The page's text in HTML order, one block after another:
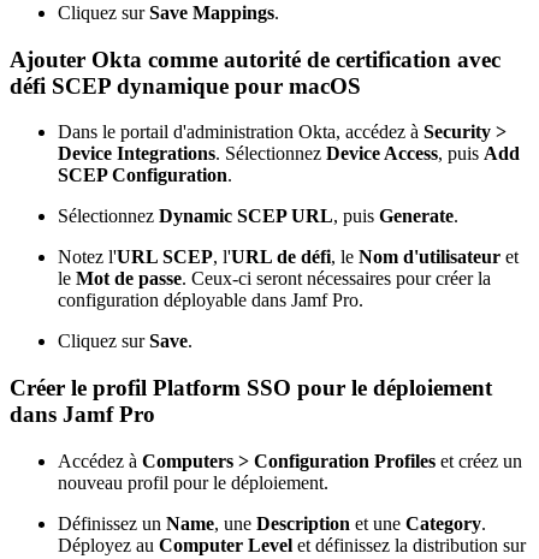
Cliquez surSave Mappings.
Ajouter Okta comme autorité de certification avec
défi SCEP dynamique pour macOS
Dans le portail d'administration Okta, accédez à Security >
Device Integrations. Sélectionnez Device Access, puis Add
SCEP Configuration.
Sélectionnez Dynamic SCEP URL, puis Generate.
Notez l'URL SCEP, l'URL de défi, le Nom d'utilisateur et
le Mot de passe. Ceux-ci seront nécessaires pour créer la
configuration déployable dans Jamf Pro.
Cliquez surSave.
Créer le profil Platform SSO pour le déploiement
dans Jamf Pro
Accédez à Computers > Configuration Profiles et créez un
nouveau profil pour le déploiement.
Définissez un Name, une Description et une Category.
Déployez au Computer Level et définissez la distribution sur